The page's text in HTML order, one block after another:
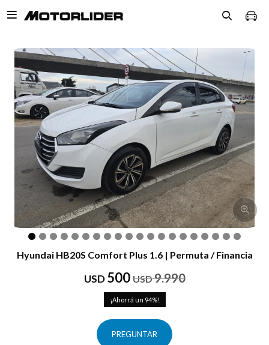

Hyundai HB20S Comfort Plus 1.6 | Permuta / Financia
USD 500 USD9.990
94
PREGUNTAR